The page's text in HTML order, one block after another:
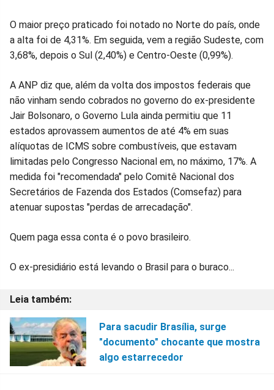
O maior preço praticado foi notado no Norte do país, onde
a alta foi de 4,31%. Em seguida, vem a região Sudeste, com
3,68%, depois o Sul (2,40%) e Centro-Oeste (0,99%).
A ANP diz que, além da volta dos impostos federais que
não vinham sendo cobrados no governo do ex-presidente
Jair Bolsonaro, o Governo Lula ainda permitiu que 11
estados aprovassem aumentos de até 4% em suas
alíquotas de ICMS sobre combustíveis, que estavam
limitadas pelo Congresso Nacional em, no máximo, 17%. A
medida foi "recomendada" pelo Comitê Nacional dos
Secretários de Fazenda dos Estados (Comsefaz) para
atenuar supostas "perdas de arrecadação".
Quem paga essa conta é o povo brasileiro.
O ex-presidiário está levando o Brasil para o buraco...
Para sacudir Brasília, surge
"documento" chocante que mostra
algo estarrecedor